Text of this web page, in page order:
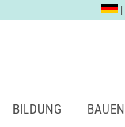
|
BILDUNG BAUEN